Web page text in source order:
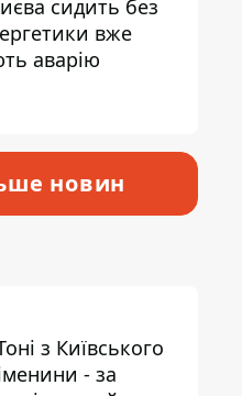
сидить без
вже
аварію
новин
з Київського
- за